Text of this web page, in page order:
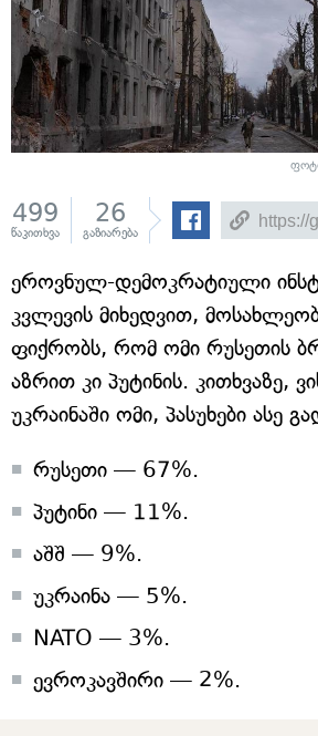
499
წაკითხვა
26
გაზიარება
ეროვნულ-დემოკრატიული
კვლევის მიხედვით,
ფიქრობს, რომ ომი რუსეთის
აზრით კი პუტინის. კითხვაზე,
უკრაინაში ომი, პასუხები ასე
რუსეთი — 67%.
პუტინი — 11%.
აშშ — 9%.
უკრაინა — 5%.
NATO — 3%.
ევროკავშირი — 2%.